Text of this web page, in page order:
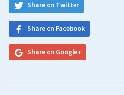
Share on Twitter
Share on Facebook
Share on Google+